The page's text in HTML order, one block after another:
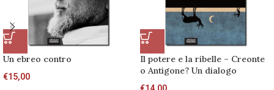
Un ebreo contro
€15,00
Il potere e la ribelle – Creonte
o Antigone? Un dialogo